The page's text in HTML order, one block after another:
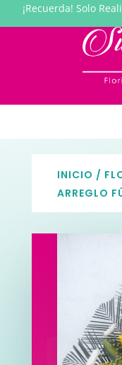
¡Recuerda! Solo
INICIO /
ARREGLO